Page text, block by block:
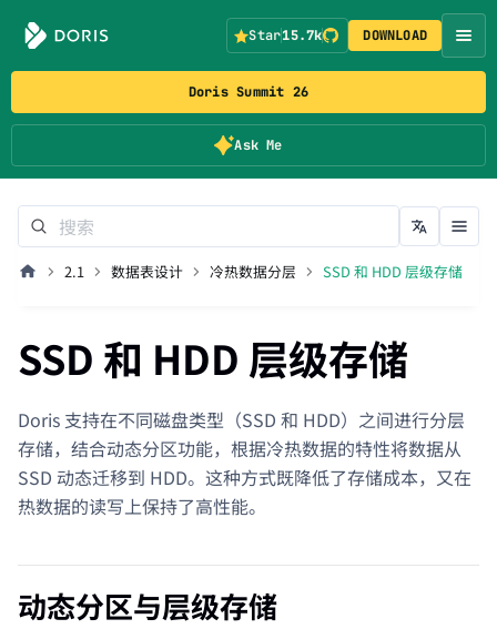
Doris Summit 26
Ask Me
Star15.7k DOWNLOAD
2.1 数据表设计 冷热数据分层 SSD 和 HDD 层级存储
SSD 和 HDD 层级存储
Doris 支持在不同磁盘类型（SSD 和 HDD）之间进行分层
存储，结合动态分区功能，根据冷热数据的特性将数据从
SSD 动态迁移到 HDD。这种方式既降低了存储成本，又在
热数据的读写上保持了高性能。
动态分区与层级存储